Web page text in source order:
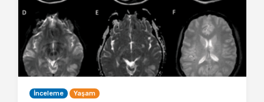
İnceleme Yaşam